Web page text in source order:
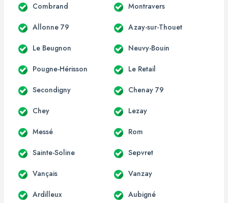
Combrand Montravers
Allonne 79 Azay-sur-Thouet
Le Beugnon Neuvy-Bouin
Pougne-Hérisson Le Retail
Secondigny Chenay 79
Chey Lezay
Messé Rom
Sainte-Soline Sepvret
Vançais Vanzay
Ardilleux Aubigné